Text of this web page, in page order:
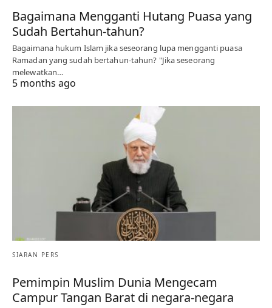
Bagaimana Mengganti Hutang Puasa yang
Sudah Bertahun-tahun?
Bagaimana hukum Islam jika seseorang lupa mengganti puasa
Ramadan yang sudah bertahun-tahun? "Jika seseorang
melewatkan…
5 months ago
SIARAN PERS
Pemimpin Muslim Dunia Mengecam
Campur Tangan Barat di negara-negara